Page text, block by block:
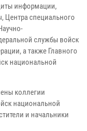
информации,
Центра специального
службы войск
а также Главного
национальной
коллегии
национальной
и начальники